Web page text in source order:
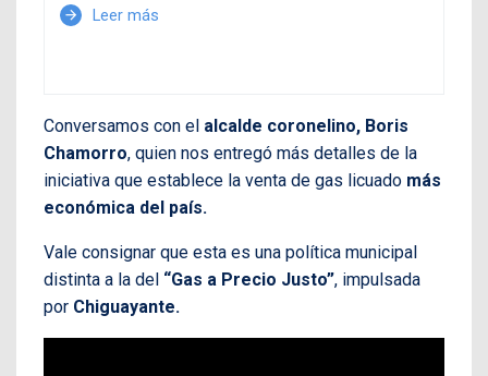
arrow_forward Leer más
Conversamos con el alcalde coronelino, Boris
Chamorro, quien nos entregó más detalles de la
iniciativa que establece la venta de gas licuado más
económica del país.
Vale consignar que esta es una política municipal
distinta a la del “Gas a Precio Justo”, impulsada
por Chiguayante.